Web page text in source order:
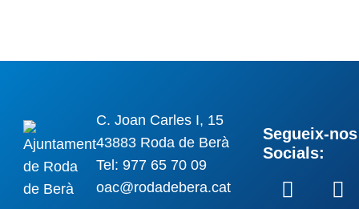
C. Joan Carles I, 15
43883 Roda de Berà
Tel: 977 65 70 09
oac@rodadebera.cat
Segueix-
Socials: